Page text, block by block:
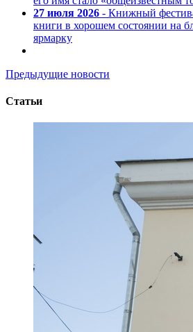
27 июля 2026 - Книжный
книги в хорошем состоянии на
ярмарку
Предыдущие новости
Статьи